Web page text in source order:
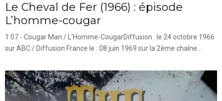
Le Cheval de Fer (1966) : épisode
L’homme-cougar
1.07 - Cougar Man / L'Homme-CougarDiffusion : le 24 octobre 1966
sur ABC / Diffusion France le : 08 juin 1969 sur la 2ème chaîne...